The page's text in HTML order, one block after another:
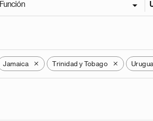
Función
Jamaica X Trinidad y Tobago X